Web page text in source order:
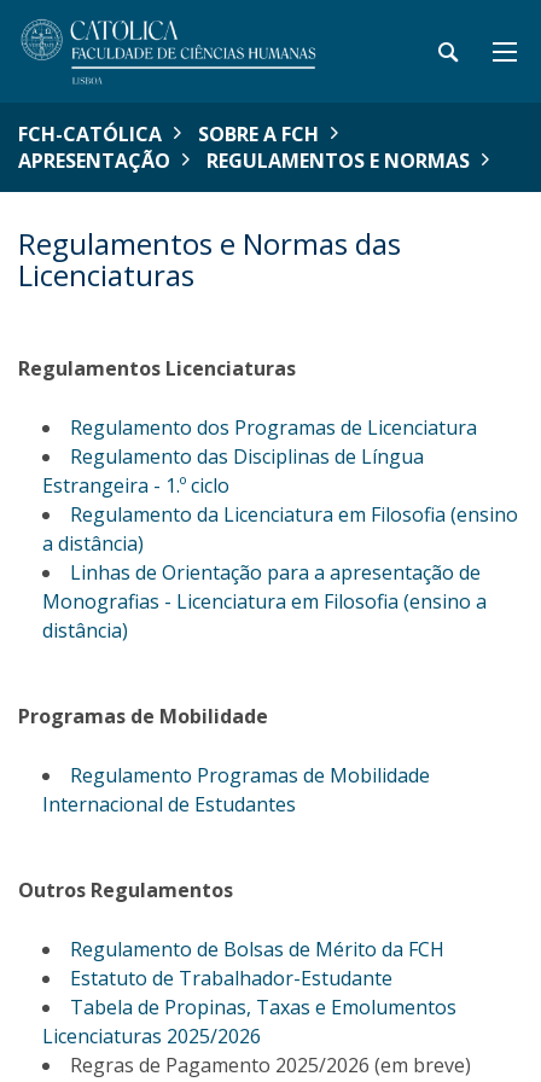
FCH-CATÓLICA
SOBRE A FCH
APRESENTAÇÃO
REGULAMENTOS E NORMAS
Regulamentos e Normas das
Licenciaturas
Regulamentos Licenciaturas
Regulamento dos Programas de Licenciatura
Regulamento das Disciplinas de Língua
Estrangeira - 1.º ciclo
Regulamento da Licenciatura em Filosofia (ensino
a distância)
Linhas de Orientação para a apresentação de
Monografias - Licenciatura em Filosofia (ensino a
distância)
Programas de Mobilidade
Regulamento Programas de Mobilidade
Internacional de Estudantes
Outros Regulamentos
Regulamento de Bolsas de Mérito da FCH
Estatuto de Trabalhador-Estudante
Tabela de Propinas, Taxas e Emolumentos
Licenciaturas 2025/2026
Regras de Pagamento 2025/2026 (em breve)